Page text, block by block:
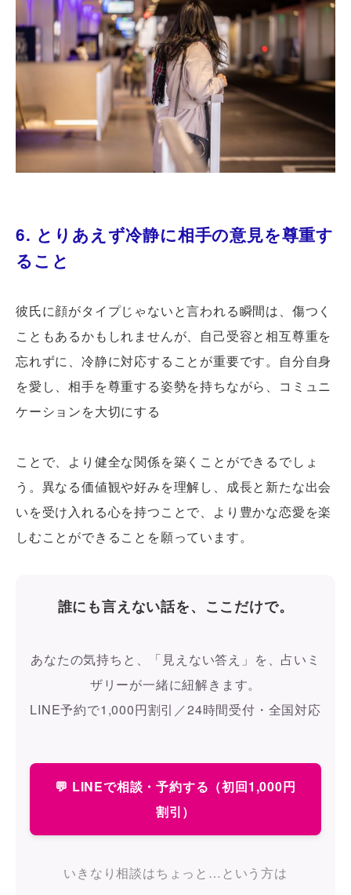
6. とりあえず冷静に相手の意見を尊重す
ること
彼氏に顔がタイプじゃないと言われる瞬間は、傷つく
こともあるかもしれませんが、自己受容と相互尊重を
忘れずに、冷静に対応することが重要です。自分自身
を愛し、相手を尊重する姿勢を持ちながら、コミュニ
ケーションを大切にする
ことで、より健全な関係を築くことができるでしょ
う。異なる価値観や好みを理解し、成長と新たな出会
いを受け入れる心を持つことで、より豊かな恋愛を楽
しむことができることを願っています。
誰にも言えない話を、ここだけで。
あなたの気持ちと、「見えない答え」を、占いミ
ザリーが一緒に紐解きます。
LINE予約で1,000円割引／24時間受付・全国対応
💬 LINEで相談・予約する（初回1,000円
割引）
いきなり相談はちょっと…という方は